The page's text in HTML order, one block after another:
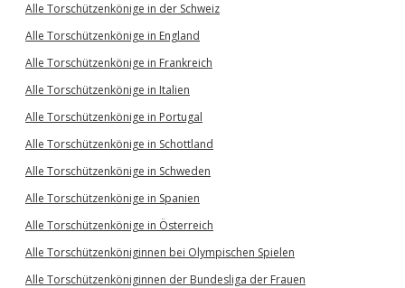
Alle Torschützenkönige in der Schweiz
Alle Torschützenkönige in England
Alle Torschützenkönige in Frankreich
Alle Torschützenkönige in Italien
Alle Torschützenkönige in Portugal
Alle Torschützenkönige in Schottland
Alle Torschützenkönige in Schweden
Alle Torschützenkönige in Spanien
Alle Torschützenkönige in Österreich
Alle Torschützenköniginnen bei Olympischen Spielen
Alle Torschützenköniginnen der Bundesliga der Frauen